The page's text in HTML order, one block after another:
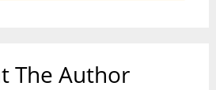
The Author